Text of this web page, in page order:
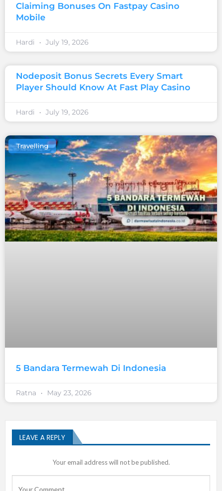
Claiming Bonuses On Fastpay Casino
Mobile
Hardi July 19, 2026
Nodeposit Bonus Secrets Every Smart
Player Should Know At Fast Play Casino
Hardi July 19, 2026
Travelling
5 Bandara Termewah Di Indonesia
Ratna May 23, 2026
LEAVE A REPLY
Your email address will not be published.